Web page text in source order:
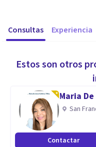
Consultas Experiencia
Estos son otros
Maria
San
Contactar